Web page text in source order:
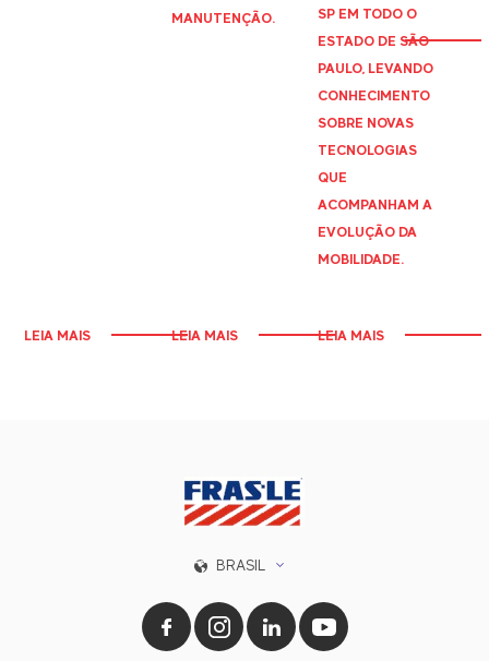
LEIA MAIS
MANUTENÇÃO.
LEIA MAIS
SP EM TODO O
ESTADO DE SÃO
PAULO, LEVANDO
CONHECIMENTO
SOBRE NOVAS
TECNOLOGIAS
QUE
ACOMPANHAM A
EVOLUÇÃO DA
MOBILIDADE.
LEIA MAIS
BRASIL